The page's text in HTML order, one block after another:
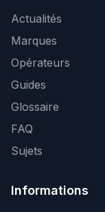
Actualités
Marques
Opérateurs
Guides
Glossaire
FAQ
Sujets
Informations